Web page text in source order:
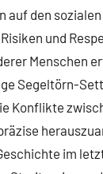
auf den
und
Menschen
Segeltörn-
Konflikte
im